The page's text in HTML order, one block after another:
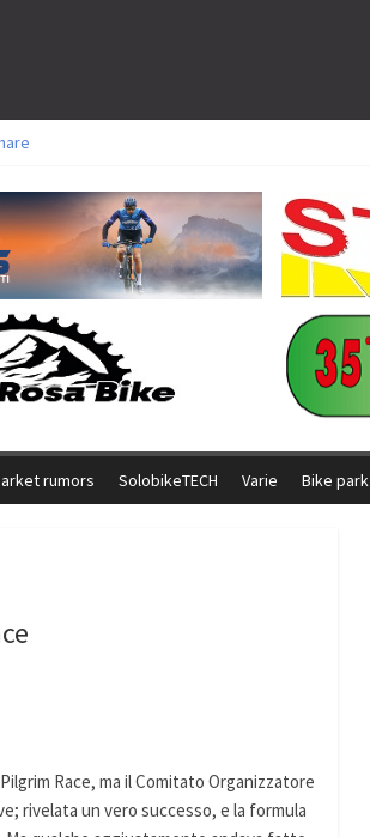
e Gallis. Signorelli 5^ la migliore tra gli italiani
sfida agonistica di una leggendaria storia
argento azzurro a Monteceneri
rumors SolobikeTECH Varie Bike park
Race, ma il Comitato Organizzatore
rivelata un vero successo, e la formula